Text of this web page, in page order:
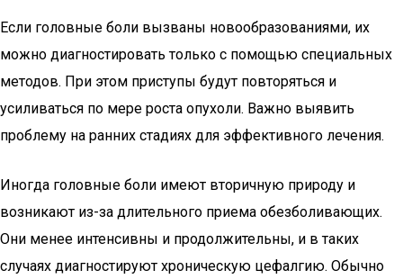
Если головные боли вызваны новообразованиями, их
можно диагностировать только с помощью специальных
методов. При этом приступы будут повторяться и
усиливаться по мере роста опухоли. Важно выявить
проблему на ранних стадиях для эффективного лечения.
Иногда головные боли имеют вторичную природу и
возникают из-за длительного приема обезболивающих.
Они менее интенсивны и продолжительны, и в таких
случаях диагностируют хроническую цефалгию. Обычно